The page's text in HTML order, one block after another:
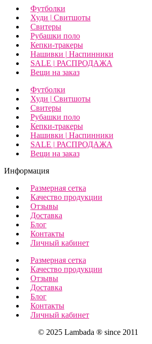
Футболки
Худи | Свитшоты
Свитеры
Рубашки поло
Кепки-тракеры
Нашивки | Наспинники
SALE | РАСПРОДАЖА
Вещи на заказ
Футболки
Худи | Свитшоты
Свитеры
Рубашки поло
Кепки-тракеры
Нашивки | Наспинники
SALE | РАСПРОДАЖА
Вещи на заказ
Информация
Размерная сетка
Качество продукции
Отзывы
Доставка
Блог
Контакты
Личный кабинет
Размерная сетка
Качество продукции
Отзывы
Доставка
Блог
Контакты
Личный кабинет
© 2025 Lambada ® since 2011